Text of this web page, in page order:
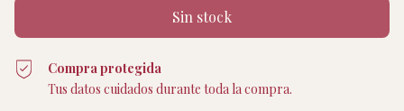
Compra protegida
Tus datos cuidados durante toda la compra.